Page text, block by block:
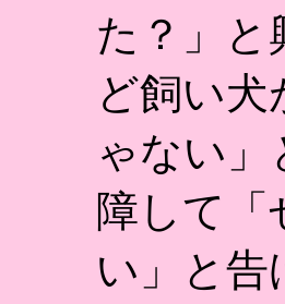
た？」と
ど飼い
ゃない
障して
い」と告